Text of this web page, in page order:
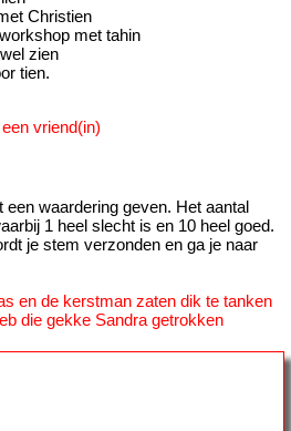
Christien
met tahin
zien
tien.
vriend(in)
een waardering geven. Het aantal
1 heel slecht is en 10 heel goed.
je stem verzonden en ga je naar
en de kerstman zaten dik te tanken
die gekke Sandra getrokken